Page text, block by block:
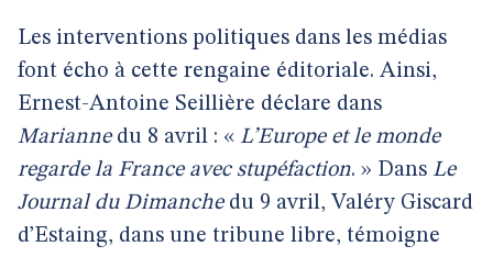
Les interventions politiques dans les médias
font écho à cette rengaine éditoriale. Ainsi,
Ernest-Antoine Seillière déclare dans
Mariannedu 8 avril : « L’Europe et le monde
regarde la France avec stupéfaction. » Dans Le
Journal du Dimanchedu 9 avril, Valéry Giscard
d’Estaing, dans une tribune libre, témoigne